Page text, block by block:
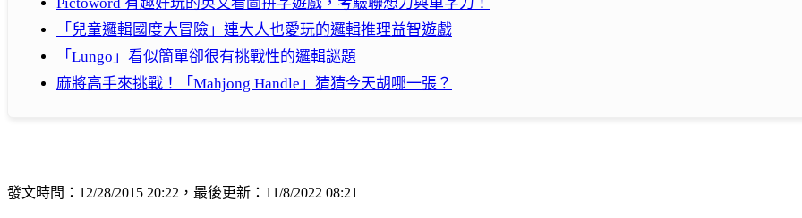
「兒童邏輯國度大冒險」連大人也愛玩的邏輯推理益智遊戲
「Lungo」看似簡單卻很有挑戰性的邏輯謎題
麻將高手來挑戰！「Mahjong Handle」猜猜今天胡哪一張？
發文時間：12/28/2015 20:22，最後更新：11/8/2022 08:21